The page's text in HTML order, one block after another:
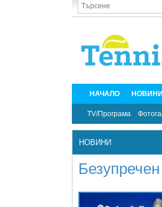
НАЧАЛО НОВИНИ
TV/Програма
НОВИНИ